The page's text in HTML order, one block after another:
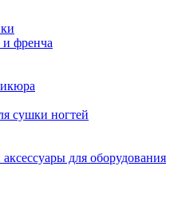
френча
сушки ногтей
для оборудования